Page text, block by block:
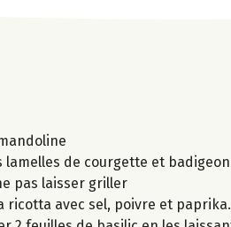
de courgette et
pas laisser griller
avec sel, poivre et paprika.